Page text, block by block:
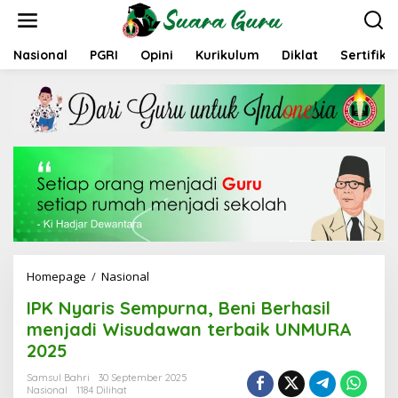
t
Nasional PGRI Opini Kurikulum Diklat
Homepage / Nasional
K
N
y
r
IPK Nyaris Sempurna, Beni Berhasil
menjadi Wisudawan terbaik UNMURA
2025
Samsul Bahri
30 September 2025
Nasional
1184 Dilihat